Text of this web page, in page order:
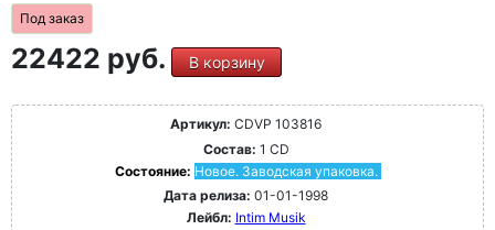
Под заказ
22422 руб. В корзину
Артикул: CDVP 103816
Состав: 1 CD
Состояние: Новое. Заводская упаковка.
Дата релиза: 01-01-1998
Лейбл: Intim Musik